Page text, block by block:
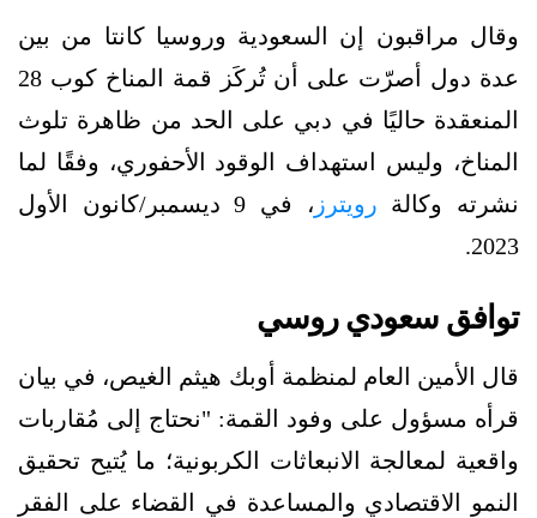
وقال مراقبون إن السعودية وروسيا كانتا من بين
عدة دول أصرّت على أن تُركَز قمة المناخ كوب 28
المنعقدة حاليًا في دبي على الحد من ظاهرة تلوث
المناخ، وليس استهداف الوقود الأحفوري، وفقًا لما
نشرته وكالة رويترز
، في 9 ديسمبر/كانون الأول
2023.
توافق سعودي روسي
قال الأمين العام لمنظمة أوبك هيثم الغيص، في بيان
قرأه مسؤول على وفود القمة: "نحتاج إلى مُقاربات
واقعية لمعالجة الانبعاثات الكربونية؛ ما يُتيح تحقيق
النمو الاقتصادي والمساعدة في القضاء على الفقر